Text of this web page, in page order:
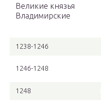
Великие князья
Владимирские
1238-1246
1246-1248
1248